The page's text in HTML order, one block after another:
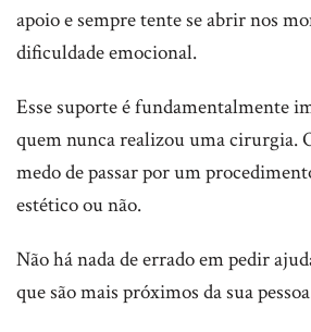
apoio e sempre tente se abrir nos
dificuldade emocional.
Esse suporte é fundamentalmente
quem nunca realizou uma cirurgia.
medo de passar por um
estético ou não.
Não há nada de errado em pedir
que são mais próximos da sua